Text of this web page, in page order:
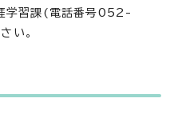
学習課(電話番号052-
い。